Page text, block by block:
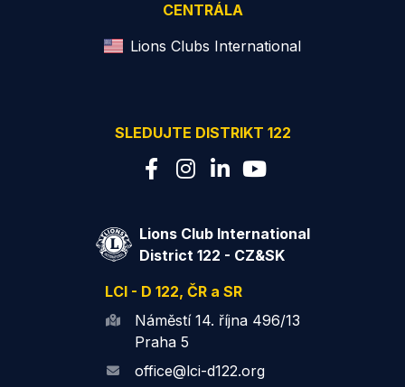
CENTRÁLA
Lions Clubs International
SLEDUJTE DISTRIKT 122
Lions Club International
District 122 - CZ&SK
LCI - D 122, ČR a SR
Náměstí 14. října 496/13
Praha 5
office@lci-d122.org